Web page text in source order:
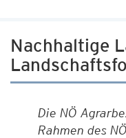
Nachhaltige
Die NÖ
Rahmen des